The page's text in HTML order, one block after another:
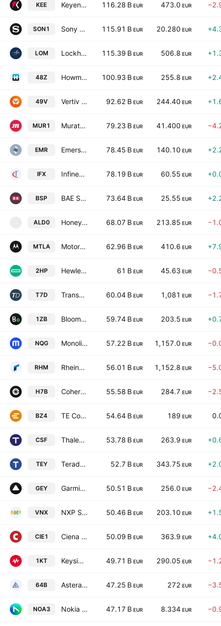
KEE Keyence Corporation 116.28 B EUR 473.0 EUR
SON1 Sony Group Corporation 115.91 B EUR 20.280 EUR
LOM Lockheed Martin Corporation 115.39 B EUR 506.8 EUR
48Z Howmet Aerospace Inc. 100.93 B EUR 255.8 EUR
49V Vertiv Holdings Co. Class A 92.62 B EUR 244.40 EUR
MUR1 Murata Manufacturing Co., Ltd. 79.23 B EUR 41.400 EUR
EMR Emerson Electric Co. 78.45 B EUR 140.10 EUR
IFX Infineon Technologies AG 78.19 B EUR 60.55 EUR
BSP BAE Systems plc 73.64 B EUR 25.55 EUR
ALD0 Honeywell Technologies Inc. 68.07 B EUR 213.85 EUR
MTLA Motorola Solutions, Inc. 62.96 B EUR 410.6 EUR
2HP Hewlett Packard Enterprise Co. 61 B EUR 45.63 EUR
T7D TransDigm Group Incorporated 60.04 B EUR 1,081 EUR
1ZB Bloom Energy Corporation Class A 59.74 B EUR 203.5 EUR
NQG Monolithic Power Systems, Inc. 57.22 B EUR 1,157.0 EUR
RHM Rheinmetall AG 56.01 B EUR 1,152.8 EUR
H7B Coherent Corp. 55.58 B EUR 284.7 EUR
BZ4 TE Connectivity plc 54.64 B EUR 189 EUR
CSF Thales SA 53.78 B EUR 263.9 EUR
TEY Teradyne, Inc. 52.7 B EUR 343.75 EUR
GEY Garmin Ltd. 50.51 B EUR 256.0 EUR
VNX NXP Semiconductors NV 50.46 B EUR 203.10 EUR
CIE1 Ciena Corporation 50.09 B EUR 363.9 EUR
1KT Keysight Technologies Inc 49.71 B EUR 290.05 EUR
64B Astera Labs, Inc. 47.25 B EUR 272 EUR
NOA3 Nokia Oyj 47.17 B EUR 8.334 EUR